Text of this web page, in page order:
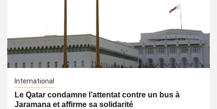
International
Le Qatar condamne l’attentat contre un bus à
Jaramana et affirme sa solidarité